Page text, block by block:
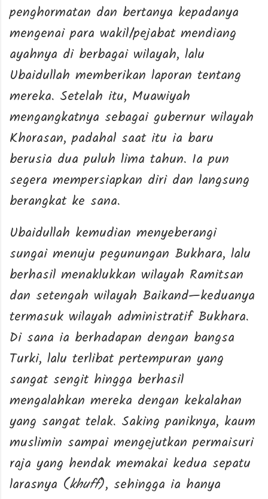
penghormatan dan bertanya kepadanya
mengenai para wakil/pejabat mendiang
ayahnya di berbagai wilayah, lalu
Ubaidullah memberikan laporan tentang
mereka. Setelah itu, Muawiyah
mengangkatnya sebagai gubernur wilayah
Khorasan, padahal saat itu ia baru
berusia dua puluh lima tahun. Ia pun
segera mempersiapkan diri dan langsung
berangkat ke sana.
Ubaidullah kemudian menyeberangi
sungai menuju pegunungan Bukhara, lalu
berhasil menaklukkan wilayah Ramitsan
dan setengah wilayah Baikand—keduanya
termasuk wilayah administratif Bukhara.
Di sana ia berhadapan dengan bangsa
Turki, lalu terlibat pertempuran yang
sangat sengit hingga berhasil
mengalahkan mereka dengan kekalahan
yang sangat telak. Saking paniknya, kaum
muslimin sampai mengejutkan permaisuri
raja yang hendak memakai kedua sepatu
larasnya (khuff), sehingga ia hanya